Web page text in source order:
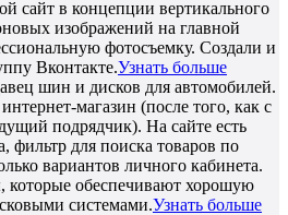
сайт в концепции вертикального
изображений на главной
фотосъемку. Создали и
Вконтакте.Узнать больше
шин и дисков для автомобилей.
магазин (после того, как с
подрядчик). На сайте есть
фильтр для поиска товаров по
вариантов личного кабинета.
обеспечивают хорошую
системами.Узнать больше